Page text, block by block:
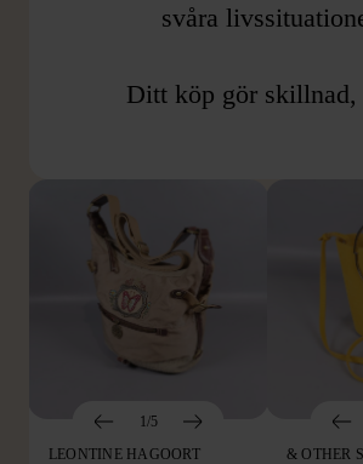
svåra
Ditt köp gör skillnad,
1/5
LEONTINE HAGOORT
& OTHER